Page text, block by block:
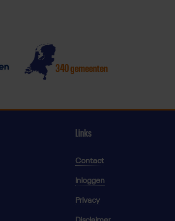
340 gemeenten
Links
Contact
Inloggen
Privacy